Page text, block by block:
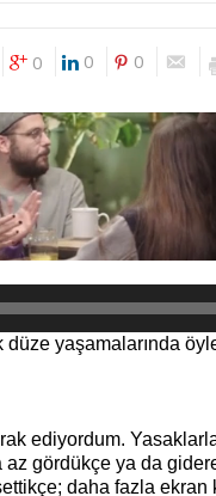
0 0 0
yaşamalarında
ediyordum.
gördükçe ya da
daha fazla